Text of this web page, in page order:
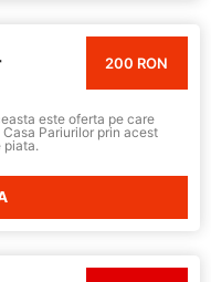
200 RON
este oferta pe care
Pariurilor prin acest
piata.